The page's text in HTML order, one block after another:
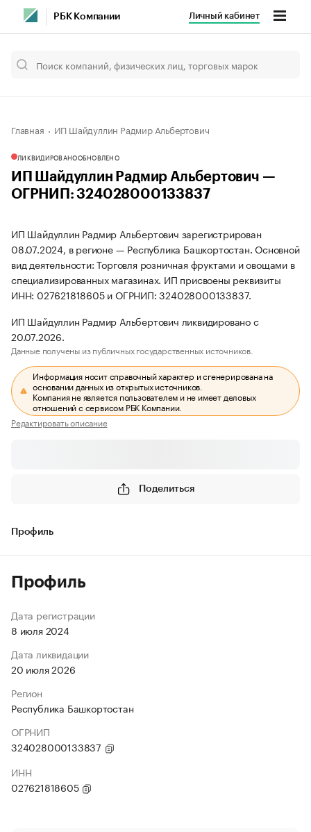
РБК Компании Личный кабинет
Главная ИП Шайдуллин Радмир Альбертович
ЛИКВИДИРОВАНООБНОВЛЕНО
ИП Шайдуллин Радмир Альбертович —
ОГРНИП: 324028000133837
ИП Шайдуллин Радмир Альбертович зарегистрирован
08.07.2024, в регионе — Республика Башкортостан. Основной
вид деятельности: Торговля розничная фруктами и овощами в
специализированных магазинах. ИП присвоены реквизиты
ИНН: 027621818605 и ОГРНИП: 324028000133837.
ИП Шайдуллин Радмир Альбертович ликвидировано с
20.07.2026.
Данные получены из публичных государственных источников.
Информация носит справочный характер и сгенерирована на
основании данных из открытых источников.
Компания не является пользователем и не имеет деловых
отношений с сервисом РБК Компании.
Редактировать описание
Поделиться
Профиль
Профиль
Дата регистрации
8 июля 2024
Дата ликвидации
20 июля 2026
Регион
Республика Башкортостан
ОГРНИП
324028000133837
ИНН
027621818605